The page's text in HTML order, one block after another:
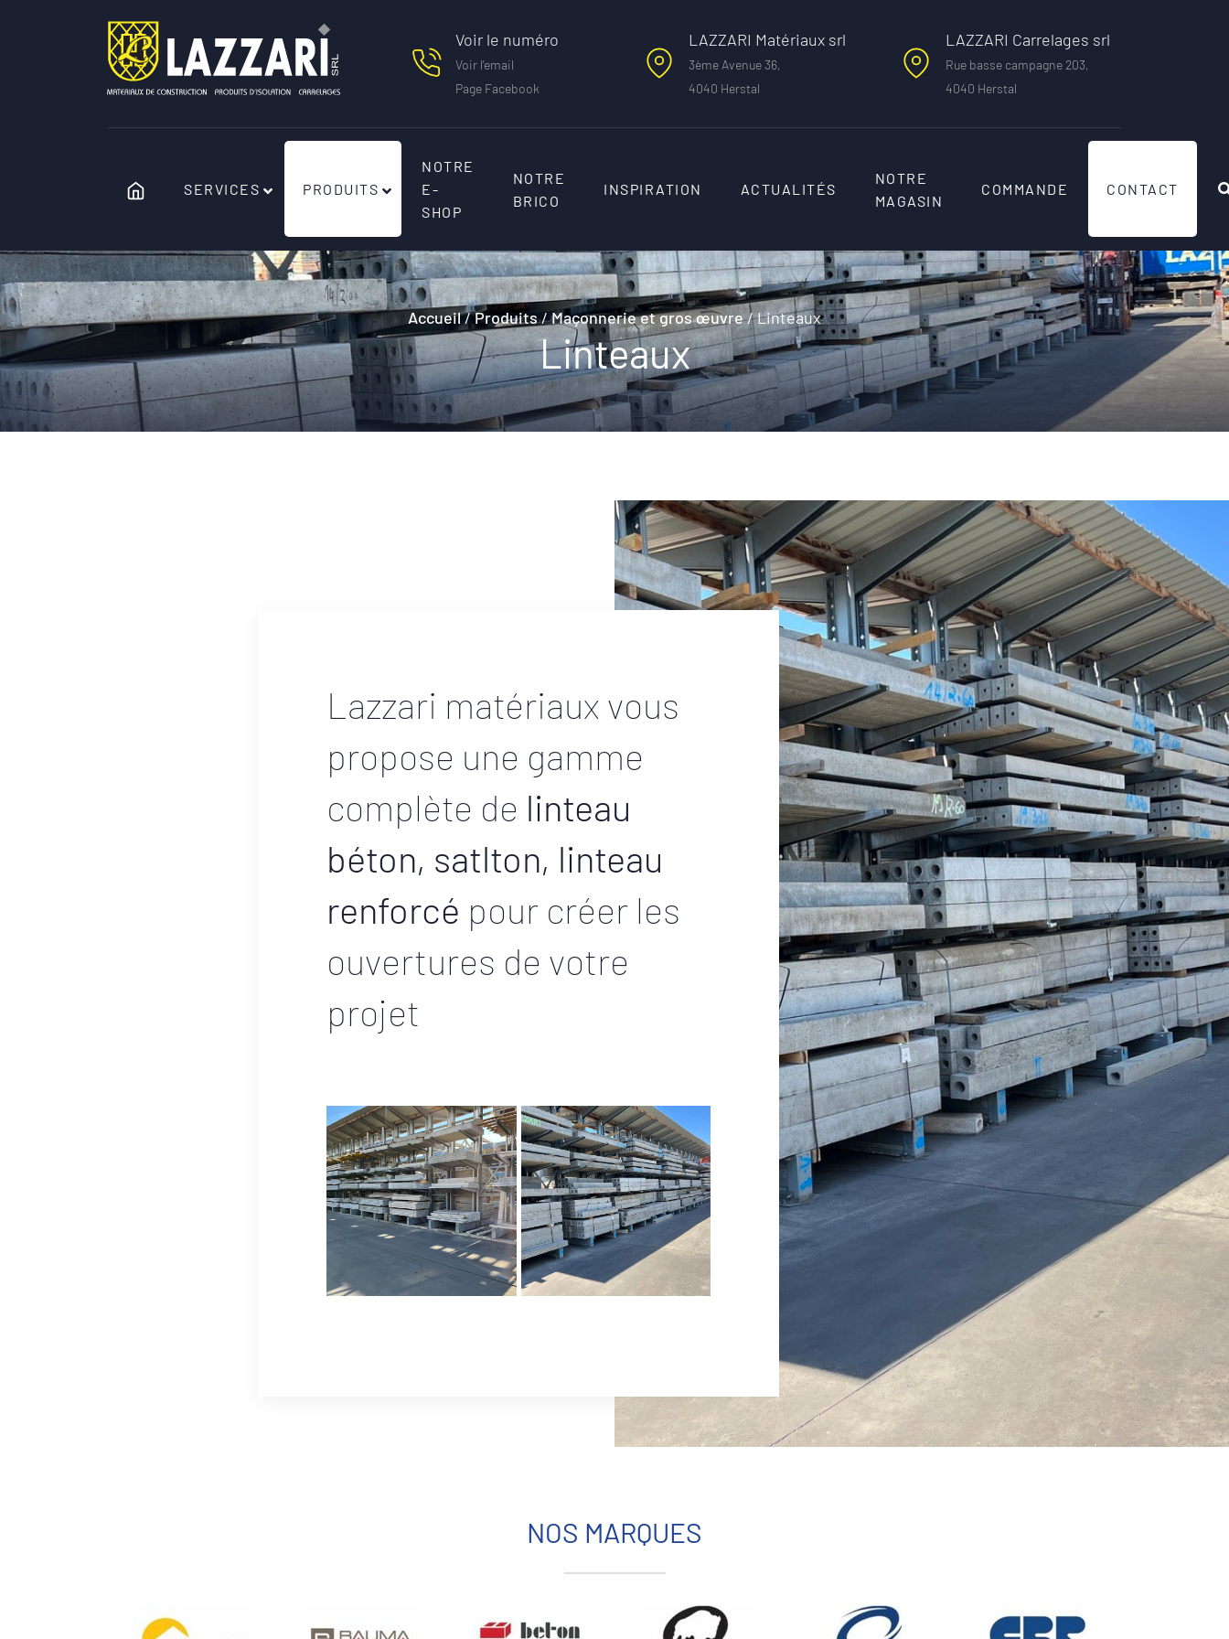
Voir le numéro
Voir l'email
Page Facebook
LAZZARI Matériaux srl
3ème Avenue 36,
4040 Herstal
LAZZARI Carrelages srl
Rue basse campagne 203,
4040 Herstal
SERVICES PRODUITS
NOTRE
E-
SHOP
NOTRE
BRICO
INSPIRATION ACTUALITÉS
NOTRE
MAGASIN
COMMANDE CONTACT
Accueil/Produits/Maçonnerie et gros œuvre/Linteaux
Linteaux
Lazzari matériaux vous
propose une gamme
complète de linteau
béton, satlton, linteau
renforcé pour créer les
ouvertures de votre
projet
NOS MARQUES